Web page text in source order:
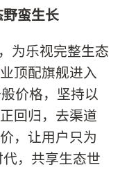
蛮生长
为乐视完整生态
顶配旗舰进入
价格，坚持以
回归，去渠道
，让用户只为
，共享生态世